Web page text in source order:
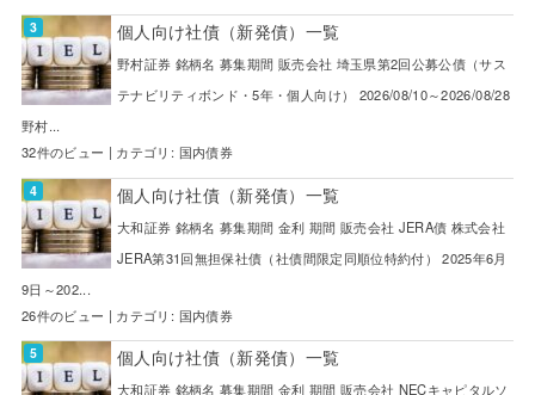
個人向け社債（新発債）一覧
野村証券 銘柄名 募集期間 販売会社 埼玉県第2回公募公債（サス
テナビリティボンド・5年・個人向け） 2026/08/10～2026/08/28
野村...
32件のビュー | カテゴリ: 国内債券
個人向け社債（新発債）一覧
大和証券 銘柄名 募集期間 金利 期間 販売会社 JERA債 株式会社
JERA第31回無担保社債（社債間限定同順位特約付） 2025年6月
9日～202...
26件のビュー | カテゴリ: 国内債券
個人向け社債（新発債）一覧
大和証券 銘柄名 募集期間 金利 期間 販売会社 NECキャピタルソ